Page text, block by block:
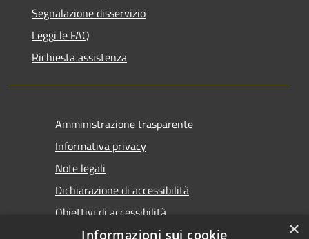
Segnalazione disservizio
Leggi le FAQ
Richiesta assistenza
Amministrazione trasparente
Informativa privacy
Note legali
Dichiarazione di accessibilità
Obiettivi di accessibilità
×
Informazioni sui cookie